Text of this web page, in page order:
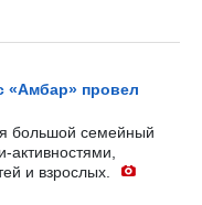
«Амбар» провел
большой семейный
и взрослых.